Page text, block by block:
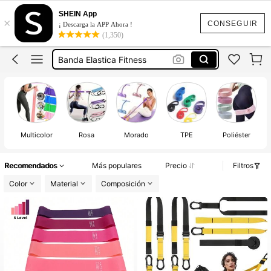
CONSEGUIR
×
SHEIN App
¡ Descarga la APP Ahora !
(1,350)
Bandas Elasticas Gym
Gomas Elasticas Gimnasio
Banda Elastica Fitness
Ejercicio En Casa
Bandas Elasticas Gym
Multicolor Rosa Morado TPE Poliéster
Recomendados Más populares Precio
Filtros
Color
Material Composición